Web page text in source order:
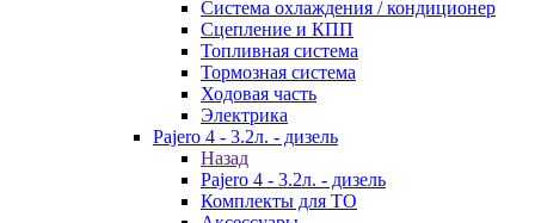
Система охлаждения / кондиционер
Сцепление и КПП
Топливная система
Тормозная система
Ходовая часть
Электрика
Pajero 4 - 3.2л. - дизель
Назад
Pajero 4 - 3.2л. - дизель
Комплекты для ТО